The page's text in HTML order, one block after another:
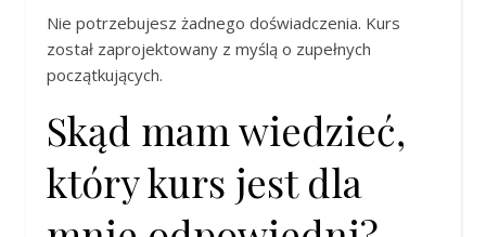
Nie potrzebujesz żadnego doświadczenia. Kurs
został zaprojektowany z myślą o zupełnych
początkujących.
Skąd mam wiedzieć,
który kurs jest dla